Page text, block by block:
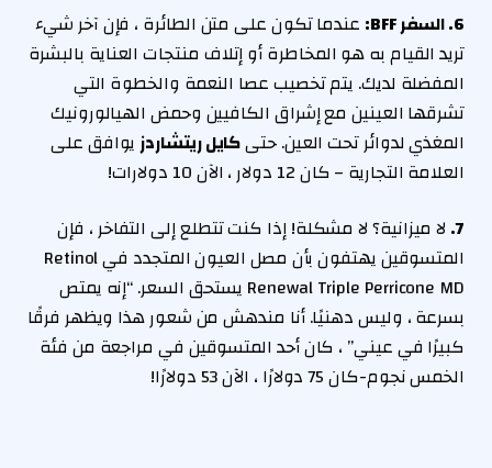
6. السفر BFF:
عندما تكون على متن الطائرة ، فإن آخر شيء
تريد القيام به هو المخاطرة أو إتلاف منتجات العناية بالبشرة
المفضلة لديك. يتم تخصيب عصا النعمة والخطوة التي
تشرقها العينين مع إشراق الكافيين وحمض الهيالورونيك
المغذي لدوائر تحت العين. حتىكايل ريتشاردزيوافق على
العلامة التجارية – كان 12 دولار ، الآن 10 دولارات!
7. لا ميزانية؟ لا مشكلة! إذا كنت تتطلع إلى التفاخر ، فإن
المتسوقين يهتفون بأن مصل العيون المتجدد في Retinol
Renewal Triple Perricone MD يستحق السعر. “إنه يمتص
بسرعة ، وليس دهنيًا. أنا مندهش من شعور هذا ويظهر فرقًا
كبيرًا في عيني” ، كان أحد المتسوقين في مراجعة من فئة
الخمس نجوم-كان 75 دولارًا ، الآن 53 دولارًا!